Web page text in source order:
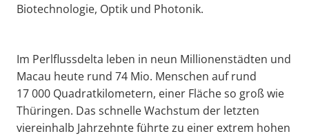
Biotechnologie, Optik und Photonik.
Im Perlflussdelta leben in neun Millionenstädten und
Macau heute rund 74 Mio. Menschen auf rund
17 000 Quadratkilometern, einer Fläche so groß wie
Thüringen. Das schnelle Wachstum der letzten
viereinhalb Jahrzehnte führte zu einer extrem hohen